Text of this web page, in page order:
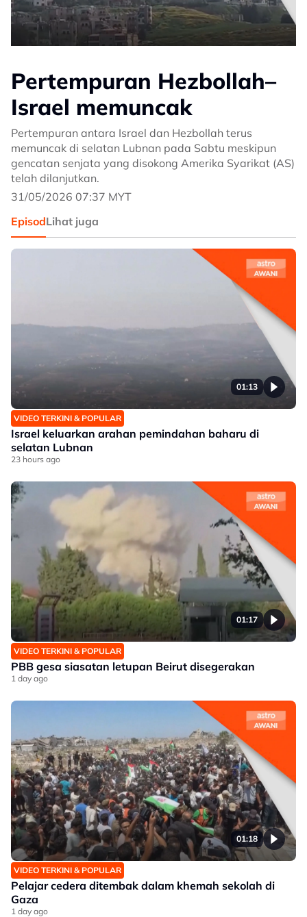
Pertempuran Hezbollah–
Israel memuncak
Pertempuran antara Israel dan Hezbollah terus
memuncak di selatan Lubnan pada Sabtu meskipun
gencatan senjata yang disokong Amerika Syarikat (AS)
telah dilanjutkan.
31/05/2026 07:37 MYT
EpisodLihat juga
01:13
VIDEO TERKINI & POPULAR
Israel keluarkan arahan pemindahan baharu di
selatan Lubnan
23 hours ago
01:17
VIDEO TERKINI & POPULAR
PBB gesa siasatan letupan Beirut disegerakan
1 day ago
01:18
VIDEO TERKINI & POPULAR
Pelajar cedera ditembak dalam khemah sekolah di
Gaza
1 day ago